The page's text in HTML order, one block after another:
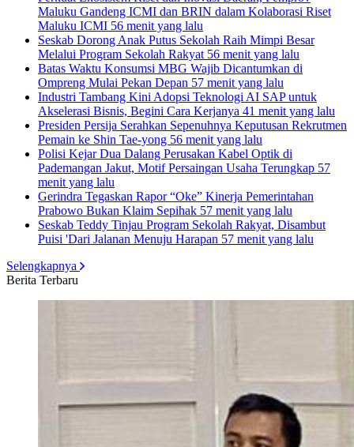
Maluku Gandeng ICMI dan BRIN dalam Kolaborasi Riset
Maluku ICMI 56 menit yang lalu
Seskab Dorong Anak Putus Sekolah Raih Mimpi Besar
Melalui Program Sekolah Rakyat 56 menit yang lalu
Batas Waktu Konsumsi MBG Wajib Dicantumkan di
Ompreng Mulai Pekan Depan 57 menit yang lalu
Industri Tambang Kini Adopsi Teknologi AI SAP untuk
Akselerasi Bisnis, Begini Cara Kerjanya 41 menit yang lalu
Presiden Persija Serahkan Sepenuhnya Keputusan Rekrutmen
Pemain ke Shin Tae-yong 56 menit yang lalu
Polisi Kejar Dua Dalang Perusakan Kabel Optik di
Pademangan Jakut, Motif Persaingan Usaha Terungkap 57
menit yang lalu
Gerindra Tegaskan Rapor “Oke” Kinerja Pemerintahan
Prabowo Bukan Klaim Sepihak 57 menit yang lalu
Seskab Teddy Tinjau Program Sekolah Rakyat, Disambut
Puisi 'Dari Jalanan Menuju Harapan 57 menit yang lalu
Selengkapnya
Berita Terbaru